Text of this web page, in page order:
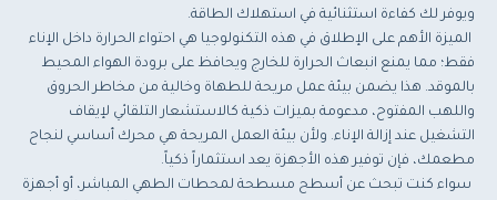
ويوفر لك كفاءة استثنائية في استهلاك الطاقة.
الميزة الأهم على الإطلاق في هذه التكنولوجيا هي احتواء الحرارة داخل الإناء
فقط؛ مما يمنع انبعاث الحرارة للخارج ويحافظ على برودة الهواء المحيط
بالموقد. هذا يضمن بيئة عمل مريحة للطهاة وخالية من مخاطر الحروق
واللهب المفتوح، مدعومة بميزات ذكية كالاستشعار التلقائي لإيقاف
التشغيل عند إزالة الإناء. ولأن بيئة العمل المريحة هي محرك أساسي لنجاح
مطعمك، فإن توفير هذه الأجهزة يعد استثماراً ذكياً.
سواء كنت تبحث عن أسطح مسطحة لمحطات الطهي المباشر، أو أجهزة